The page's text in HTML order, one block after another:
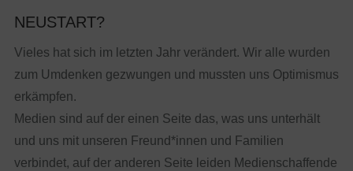
NEUSTART?
Vieles hat sich im letzten Jahr verändert. Wir alle wurden
zum Umdenken gezwungen und mussten uns Optimismus
erkämpfen.
Medien sind auf der einen Seite das, was uns unterhält
und uns mit unseren Freund*innen und Familien
verbindet, auf der anderen Seite leiden Medienschaffende